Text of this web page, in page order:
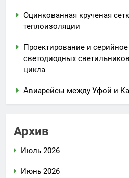
Оцинкованная крученая
теплоизоляции
Проектирование и
светодиодных
цикла
Авиарейсы между Уфой и
Архив
Июль 2026
Июнь 2026